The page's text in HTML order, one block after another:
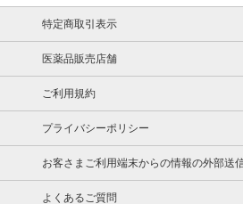
特定商取引表示
医薬品販売店舗
ご利用規約
プライバシーポリシー
お客さまご利用端末からの情報の外部送
よくあるご質問